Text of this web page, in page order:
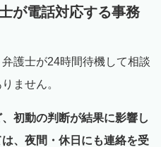
が電話対応する事務
護士が24時間待機して相談
ません。
初動の判断が結果に影響し
、夜間・休日にも連絡を受